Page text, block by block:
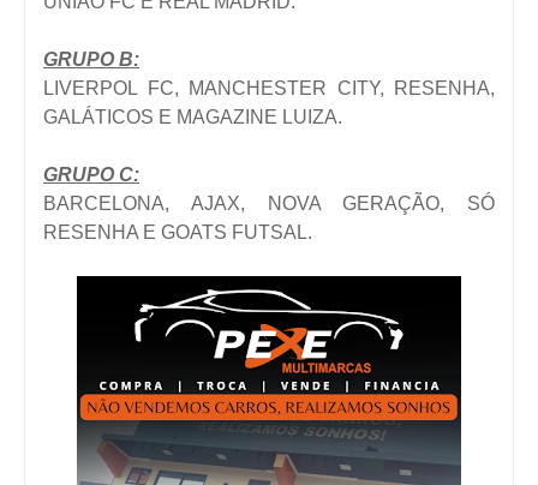
GRUPO B:
LIVERPOL FC, MANCHESTER CITY, RESENHA,
GALÁTICOS E MAGAZINE LUIZA.
GRUPO C:
BARCELONA, AJAX, NOVA GERAÇÃO, SÓ
RESENHA E GOATS FUTSAL.